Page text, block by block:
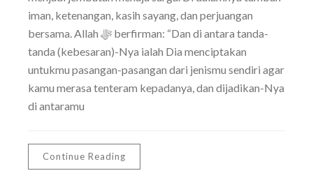
iman, ketenangan, kasih sayang, dan perjuangan
bersama. Allah ﷻ berfirman: “Dan di antara tanda-
tanda (kebesaran)-Nya ialah Dia menciptakan
untukmu pasangan-pasangan dari jenismu sendiri agar
kamu merasa tenteram kepadanya, dan dijadikan-Nya
di antaramu
Continue Reading